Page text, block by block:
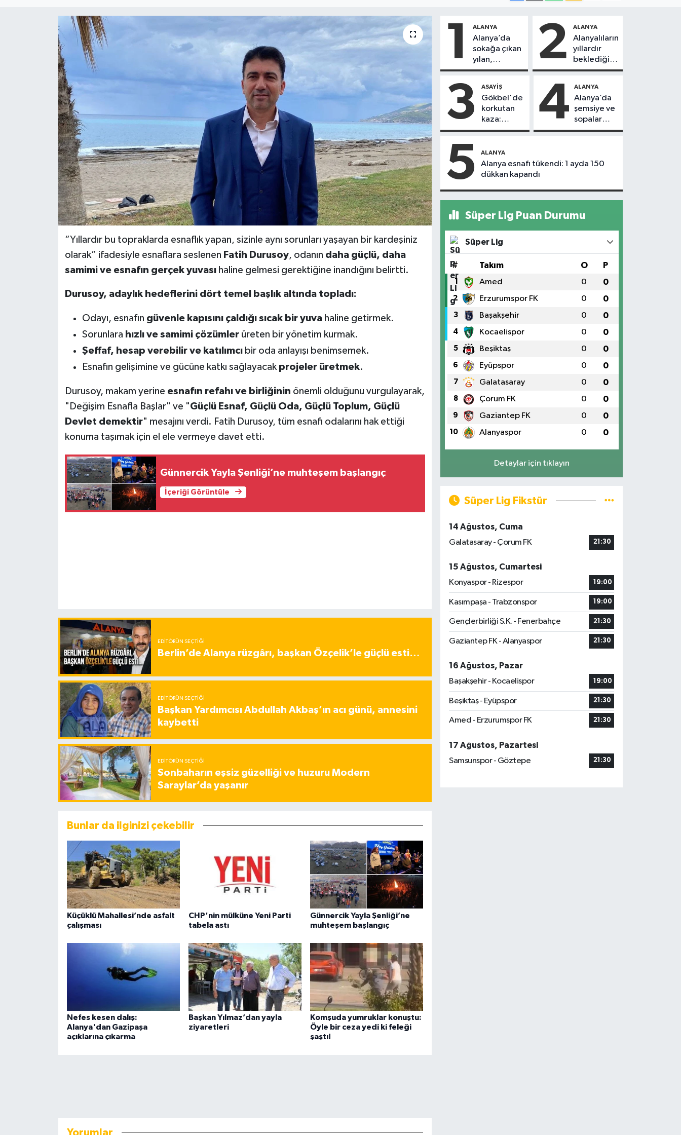
“Yıllardır bu topraklarda esnaflık yapan, sizinle aynı sorunları yaşayan bir kardeşiniz
olarak” ifadesiyle esnaflara seslenen Fatih Durusoy, odanın daha güçlü, daha
samimi ve esnafın gerçek yuvasıhaline gelmesi gerektiğine inandığını belirtti.
Durusoy, adaylık hedeflerini dört temel başlık altında topladı:
Odayı, esnafın güvenle kapısını çaldığı sıcak bir yuvahaline getirmek.
Sorunlara hızlı ve samimi çözümlerüreten bir yönetim kurmak.
Şeffaf, hesap verebilir ve katılımcıbir oda anlayışı benimsemek.
Esnafın gelişimine ve gücüne katkı sağlayacak projeler üretmek.
Durusoy, makam yerine esnafın refahı ve birliğinin önemli olduğunu vurgulayarak,
"Değişim Esnafla Başlar" ve "Güçlü Esnaf, Güçlü Oda, Güçlü Toplum, Güçlü
Devlet demektir" mesajını verdi. Fatih Durusoy, tüm esnafı odalarını hak ettiği
konuma taşımak için el ele vermeye davet etti.
Günnercik Yayla Şenliği’ne muhteşem başlangıç
İçeriği Görüntüle
EDITÖRÜN SEÇTIĞI
Berlin’de Alanya rüzgârı, başkan Özçelik’le güçlü esti…
EDITÖRÜN SEÇTIĞI
Başkan Yardımcısı Abdullah Akbaş’ın acı günü, annesini
kaybetti
EDITÖRÜN SEÇTIĞI
Sonbaharın eşsiz güzelliği ve huzuru Modern
Saraylar’da yaşanır
Bunlar da ilginizi çekebilir
Küçüklü Mahallesi’nde asfalt
çalışması
CHP'nin mülküne Yeni Parti
tabela astı
Günnercik Yayla Şenliği’ne
muhteşem başlangıç
Nefes kesen dalış:
Alanya'dan Gazipaşa
açıklarına çıkarma
Başkan Yılmaz’dan yayla
ziyaretleri
Komşuda yumruklar konuştu:
Öyle bir ceza yedi ki feleği
şaştı!
Yorumlar
1 ALANYA
Alanya’da
sokağa çıkan
yılan,
vatandaşı
2 ALANYA
Alanyalıların
yıllardır
beklediği
yol askıdan
3 ASAYIŞ
Gökbel'de
korkutan
kaza:
Başkanın
motosiklet
çarptı
4 ALANYA
Alanya’da
şemsiye ve
sopalar
havada
5 ALANYA
Alanya esnafı tükendi: 1 ayda 150
dükkan kapandı
Süper Lig Puan Durumu
Süper Lig
# Takım O P
1 Amed 0 0
2 Erzurumspor FK 0 0
3 Başakşehir 0 0
4 Kocaelispor 0 0
5 Beşiktaş 0 0
6 Eyüpspor 0 0
7 Galatasaray 0 0
8 Çorum FK 0 0
9 Gaziantep FK 0 0
10 Alanyaspor 0 0
Detaylar için tıklayın
Süper Lig Fikstür
14 Ağustos, Cuma
Galatasaray - Çorum FK
21:30
15 Ağustos, Cumartesi
Konyaspor - Rizespor
19:00
Kasımpaşa - Trabzonspor 19:00
Gençlerbirliği S.K. - Fenerbahçe 21:30
Gaziantep FK - Alanyaspor 21:30
16 Ağustos, Pazar
Başakşehir - Kocaelispor
19:00
Beşiktaş - Eyüpspor 21:30
Amed - Erzurumspor FK 21:30
17 Ağustos, Pazartesi
Samsunspor - Göztepe
21:30